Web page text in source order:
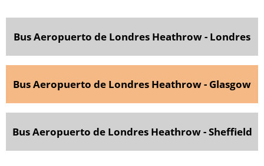
Bus Aeropuerto de Londres Heathrow - Londres
Bus Aeropuerto de Londres Heathrow - Glasgow
Bus Aeropuerto de Londres Heathrow - Sheffield